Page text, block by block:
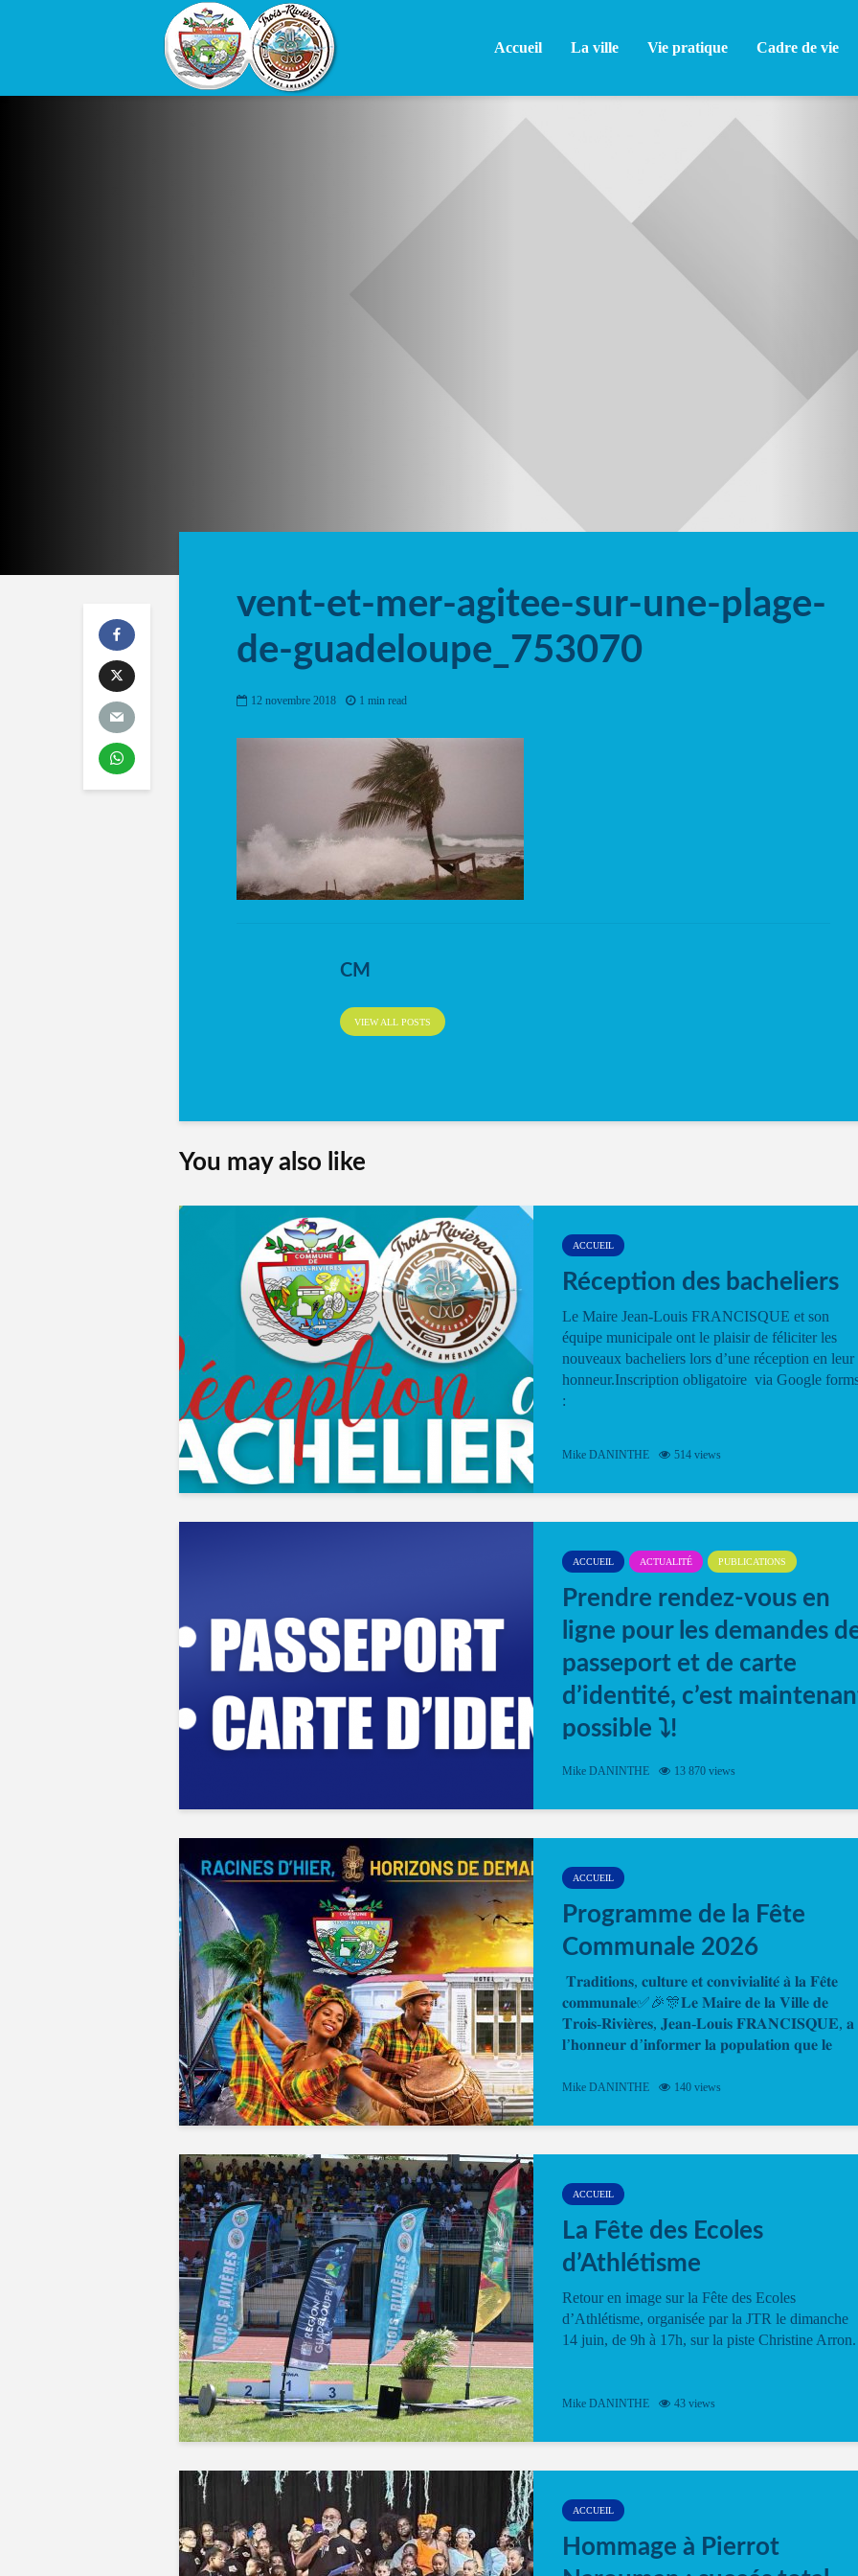
Accueil La ville Vie pratique Cadre de vie
vent-et-mer-agitee-sur-une-plage-
de-guadeloupe_753070
12 novembre 2018 1 min read
CM
VIEW ALL POSTS
You may also like
ACCUEIL
Réception des bacheliers
Le Maire Jean-Louis FRANCISQUE et son
équipe municipale ont le plaisir de féliciter les
nouveaux bacheliers lors d’une réception en leur
honneur.Inscription obligatoire via Google
:
Mike DANINTHE 514 views
ACCUEIL ACTUALITÉ PUBLICATIONS
Prendre rendez-vous en
ligne pour les demandes
passeport et de carte
d’identité, c’est
possible ⤵️!
Désormais, il est possible de prendre rendez-vous
Mike DANINTHE 13 870 views
ACCUEIL
Programme de la Fête
Communale 2026
𝐓𝐫𝐚𝐝𝐢𝐭𝐢𝐨𝐧𝐬, 𝐜𝐮𝐥𝐭𝐮𝐫𝐞 𝐞𝐭 𝐜𝐨𝐧𝐯𝐢𝐯𝐢𝐚𝐥𝐢𝐭𝐞́ 𝐚̀ 𝐥𝐚 𝐅𝐞̂𝐭𝐞
𝐜𝐨𝐦𝐦𝐮𝐧𝐚𝐥𝐞✅🎉🎊𝐋𝐞 𝐌𝐚𝐢𝐫𝐞 𝐝𝐞 𝐥𝐚 𝐕𝐢𝐥𝐥𝐞 𝐝𝐞
𝐓𝐫𝐨𝐢𝐬-𝐑𝐢𝐯𝐢𝐞̀𝐫𝐞𝐬, 𝐉𝐞𝐚𝐧-𝐋𝐨𝐮𝐢𝐬 𝐅𝐑𝐀𝐍𝐂𝐈𝐒𝐐𝐔𝐄, 𝐚
𝐥’𝐡𝐨𝐧𝐧𝐞𝐮𝐫 𝐝’𝐢𝐧𝐟𝐨𝐫𝐦𝐞𝐫 𝐥𝐚 𝐩𝐨𝐩𝐮𝐥𝐚𝐭𝐢𝐨𝐧 𝐪𝐮𝐞 𝐥𝐞
Mike DANINTHE 140 views
ACCUEIL
La Fête des Ecoles
d’Athlétisme
Retour en image sur la Fête des Ecoles
d’Athlétisme, organisée par la JTR le dimanche
14 juin, de 9h à 17h, sur la piste Christine Arron.
Mike DANINTHE 43 views
ACCUEIL
Hommage à Pierrot